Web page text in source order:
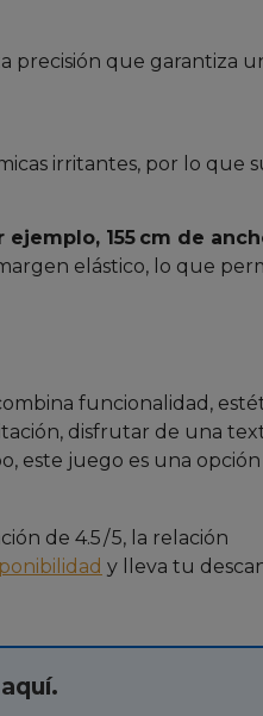
precisión que garantiza
irritantes, por lo que
155 cm de
elástico, lo que
funcionalidad,
disfrutar de una
este juego es una
de 4.5 / 5, la relación
y lleva tu